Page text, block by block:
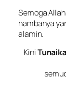
Semoga
hambanya
alamin.
Kini